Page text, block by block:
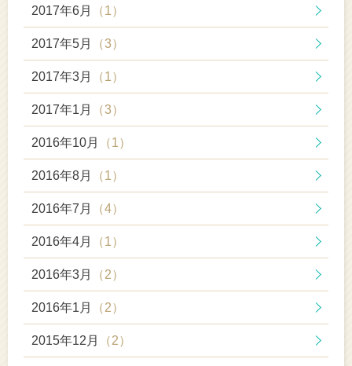
2017年6月 （1）
2017年5月 （3）
2017年3月 （1）
2017年1月 （3）
2016年10月 （1）
2016年8月 （1）
2016年7月 （4）
2016年4月 （1）
2016年3月 （2）
2016年1月 （2）
2015年12月 （2）